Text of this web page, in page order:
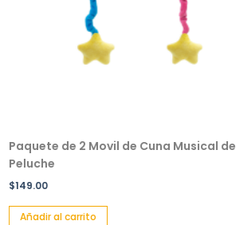
Paquete de 2 Movil de Cuna Musical de
Peluche
$149.00
Añadir al carrito